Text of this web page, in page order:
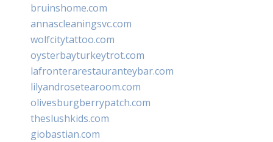
bruinshome.com
annascleaningsvc.com
wolfcitytattoo.com
oysterbayturkeytrot.com
lafronterarestauranteybar.com
lilyandrosetearoom.com
olivesburgberrypatch.com
theslushkids.com
giobastian.com